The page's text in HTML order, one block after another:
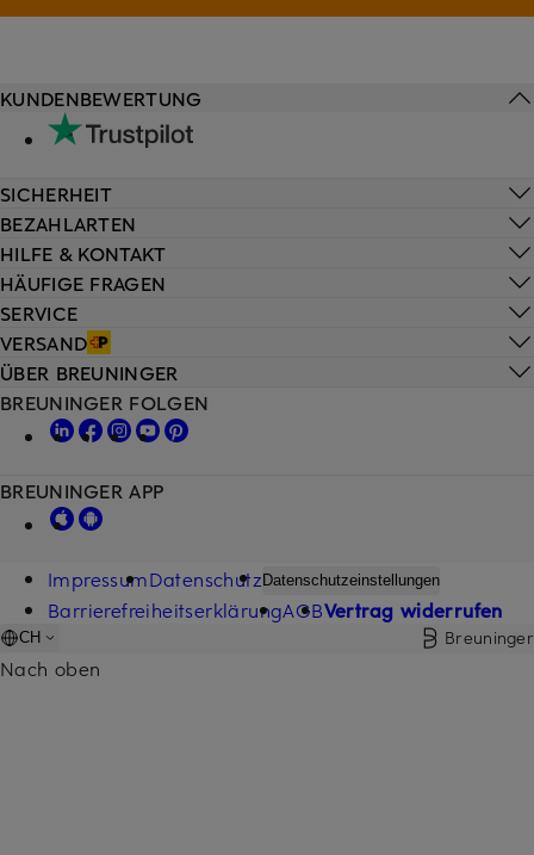
HILFE & KONTAKT
HÄUFIGE FRAGEN
SERVICE
VERSAND
KUNDENBEWERTUNG
SICHERHEIT
BEZAHLARTEN
ÜBER BREUNINGER
BREUNINGER FOLGEN
BREUNINGER APP
ImpressumDatenschutz Datenschutzeinstellungen
BarrierefreiheitserklärungAGBVertrag widerrufen
CH Breuninger
Nach oben